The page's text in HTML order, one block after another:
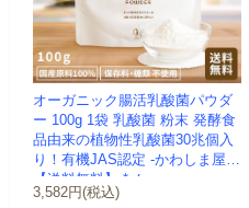
オーガニック腸活乳酸菌パウダ
ー 100g 1袋 乳酸菌 粉末 発酵食
品由来の植物性乳酸菌30兆個入
り！有機JAS認定 -かわしま屋-
【送料無料】 *メ...
3,582円(税込)